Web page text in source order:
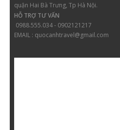
quận Hai Bà Trưng, Tp Hà Nội.
HỖ TRỢ TƯ VẤN
0988.555.034 - 0902121217
EMAIL : quocanhtravel@gmail.com